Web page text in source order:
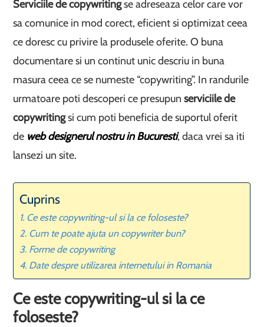
Serviciile de copywritingse adreseaza celor care vor
sa comunice in mod corect, eficient si optimizat ceea
ce doresc cu privire la produsele oferite. O buna
documentare si un continut unic descriu in buna
masura ceea ce se numeste “copywriting”. In randurile
urmatoare poti descoperi ce presupunserviciile de
copywritingsi cum poti beneficia de suportul oferit
de web designerul nostru in Bucuresti, daca vrei sa iti
lansezi un site.
Cuprins
Ce este copywriting-ul si la ce foloseste?
Cum te poate ajuta un copywriter bun?
Forme de copywriting
Date despre utilizarea internetului in Romania
Ce este copywriting-ul si la ce
foloseste?